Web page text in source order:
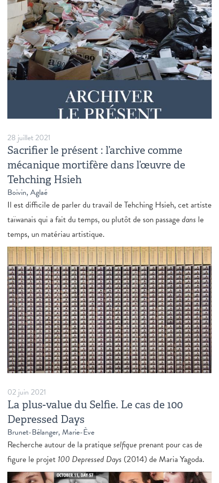
28 juillet 2021
Sacrifier le présent : l’archive comme
mécanique mortifère dans l’œuvre de
Tehching Hsieh
Boivin, Aglaé
Il est difficile de parler du travail de Tehching Hsieh, cet artiste
taïwanais qui a fait du temps, ou plutôt de son passage dans le
temps, un matériau artistique.
02 juin 2021
La plus-value du Selfie. Le cas de 100
Depressed Days
Brunet-Bélanger, Marie-Ève
Recherche autour de la pratique selfique prenant pour cas de
figure le projet 100 Depressed Days (2014) de Maria Yagoda.